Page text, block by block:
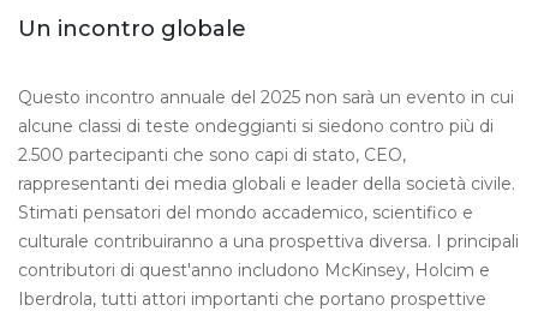
Un incontro globale
Questo incontro annuale del 2025 non sarà un evento in cui
alcune classi di teste ondeggianti si siedono contro più di
2.500 partecipanti che sono capi di stato, CEO,
rappresentanti dei media globali e leader della società civile.
Stimati pensatori del mondo accademico, scientifico e
culturale contribuiranno a una prospettiva diversa. I principali
contributori di quest'anno includono McKinsey, Holcim e
Iberdrola, tutti attori importanti che portano prospettive